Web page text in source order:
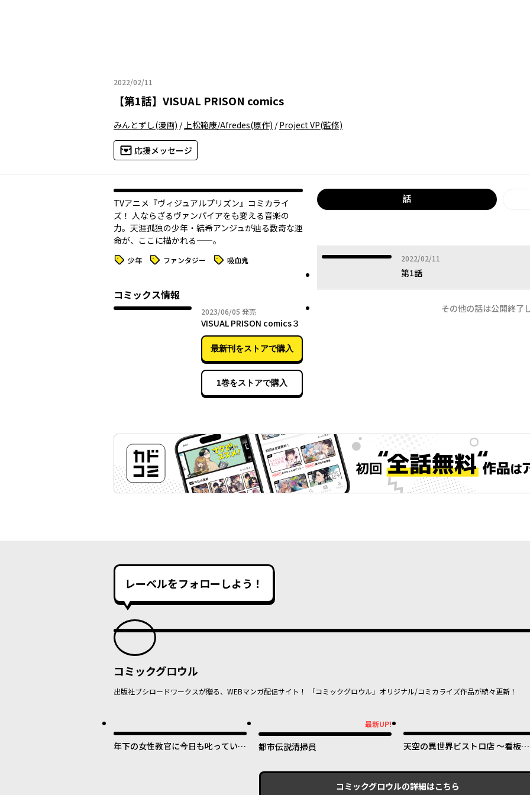
2022/02/11
2022年02月11日
【第1話】 VISUAL PRISON comics
みんとずし(漫画) /上松範康/Afredes(原作) /Project VP(監修)
応援メッセージ
TVアニメ『ヴィジュアルプリズン』コミカライ
ズ！ 人ならざるヴァンパイアをも変える音楽の
力。天涯孤独の少年・結希アンジュが辿る数奇な運
命が、ここに描かれる——。
タグ 少年 タグ ファンタジー タグ 吸血鬼
コミックス情報
2023/06/05 2023年06月05日
発売
VISUAL PRISON comics３
最新刊をストアで購入
1巻をストアで購入
話
2022/02/11
2022年02月11日
第1話
その他の話は公開終了
レーベルをフォローしよう！
コミックグロウル
出版社ブシロードワークスが贈る、WEBマンガ配信サイト！ 「コミックグロウル」オリジナル/コミカライズ作品が続々更新！
年下の女性教官に今日も叱っていた
最新UP!
都市伝説清掃員
天空の異世界ビストロ店 ～看板娘
コミックグロウルの詳細はこちら